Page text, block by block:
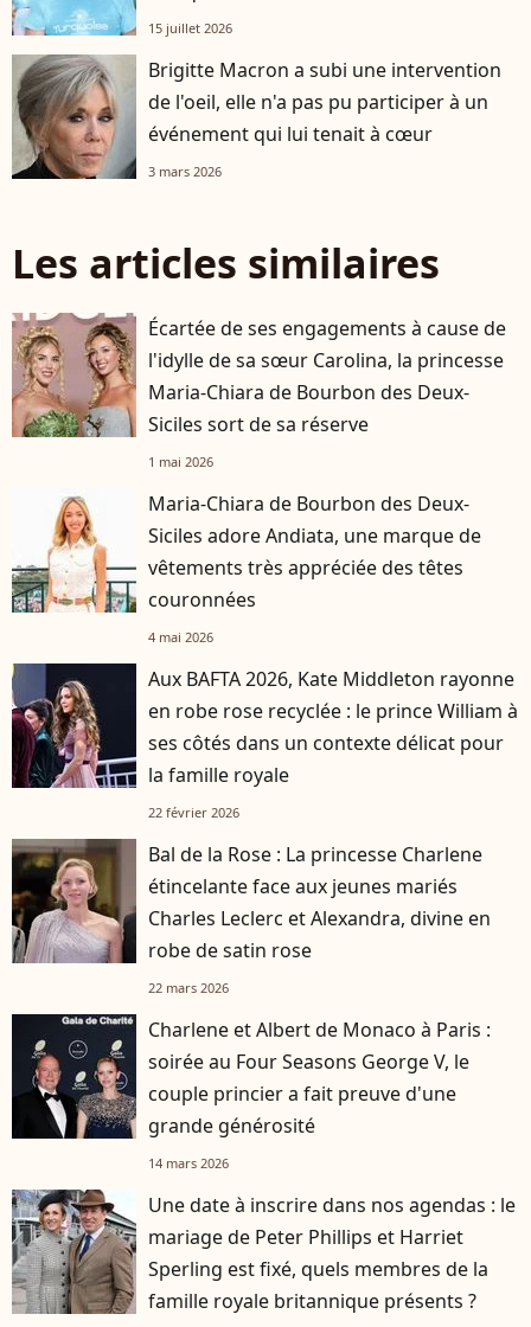
15 juillet 2026
Brigitte Macron a subi une intervention
de l'oeil, elle n'a pas pu participer à un
événement qui lui tenait à cœur
3 mars 2026
Les articles similaires
Écartée de ses engagements à cause de
l'idylle de sa sœur Carolina, la princesse
Maria-Chiara de Bourbon des Deux-
Siciles sort de sa réserve
1 mai 2026
Maria-Chiara de Bourbon des Deux-
Siciles adore Andiata, une marque de
vêtements très appréciée des têtes
couronnées
4 mai 2026
Aux BAFTA 2026, Kate Middleton rayonne
en robe rose recyclée : le prince William à
ses côtés dans un contexte délicat pour
la famille royale
22 février 2026
Bal de la Rose : La princesse Charlene
étincelante face aux jeunes mariés
Charles Leclerc et Alexandra, divine en
robe de satin rose
22 mars 2026
Charlene et Albert de Monaco à Paris :
soirée au Four Seasons George V, le
couple princier a fait preuve d'une
grande générosité
14 mars 2026
Une date à inscrire dans nos agendas : le
mariage de Peter Phillips et Harriet
Sperling est fixé, quels membres de la
famille royale britannique présents ?